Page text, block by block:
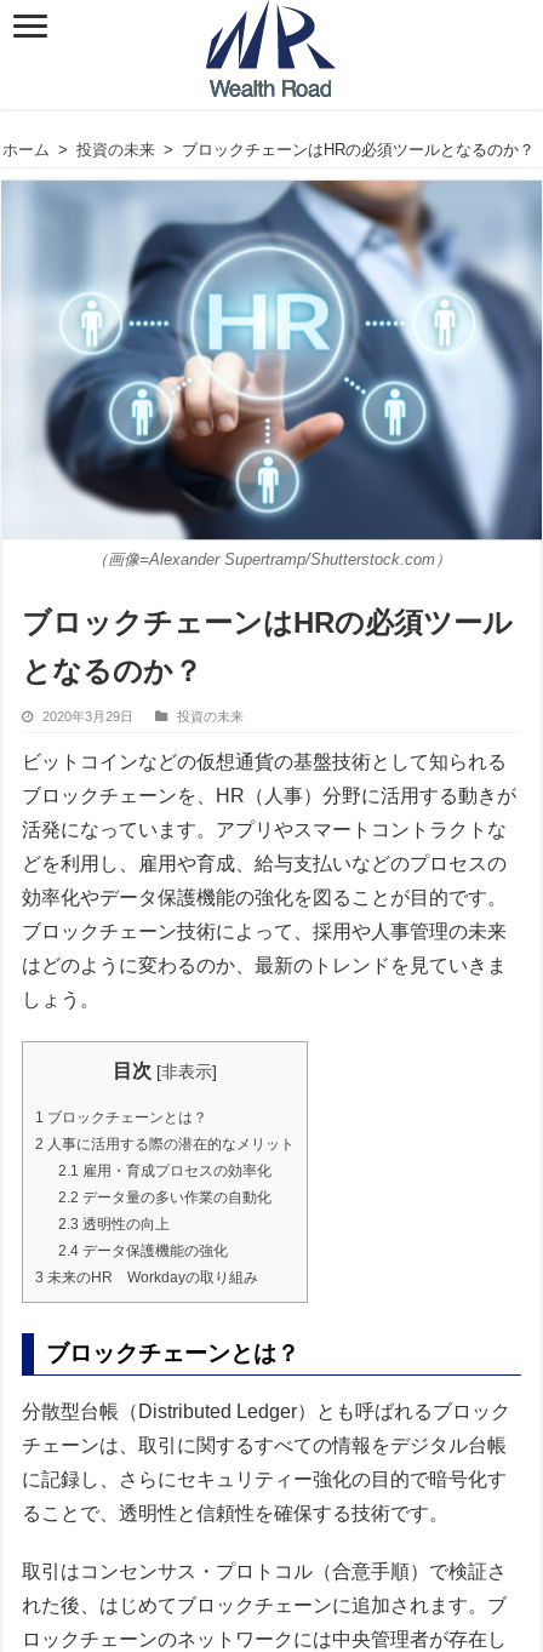
ホーム > 投資の未来 > ブロックチェーンはHRの必須ツールとなるのか？
（画像=Alexander Supertramp/Shutterstock.com）
ブロックチェーンはHRの必須ツール
となるのか？
2020年3月29日 投資の未来
ビットコインなどの仮想通貨の基盤技術として知られる
ブロックチェーンを、HR（人事）分野に活用する動きが
活発になっています。アプリやスマートコントラクトな
どを利用し、雇用や育成、給与支払いなどのプロセスの
効率化やデータ保護機能の強化を図ることが目的です。
ブロックチェーン技術によって、採用や人事管理の未来
はどのように変わるのか、最新のトレンドを見ていきま
しょう。
目次 [非表示]
1 ブロックチェーンとは？
2 人事に活用する際の潜在的なメリット
2.1 雇用・育成プロセスの効率化
2.2 データ量の多い作業の自動化
2.3 透明性の向上
2.4データ保護機能の強化
3 未来のHR Workdayの取り組み
ブロックチェーンとは？
分散型台帳（Distributed Ledger）とも呼ばれるブロック
チェーンは、取引に関するすべての情報をデジタル台帳
に記録し、さらにセキュリティー強化の目的で暗号化す
ることで、透明性と信頼性を確保する技術です。
取引はコンセンサス・プロトコル（合意手順）で検証さ
れた後、はじめてブロックチェーンに追加されます。ブ
ロックチェーンのネットワークには中央管理者が存在し